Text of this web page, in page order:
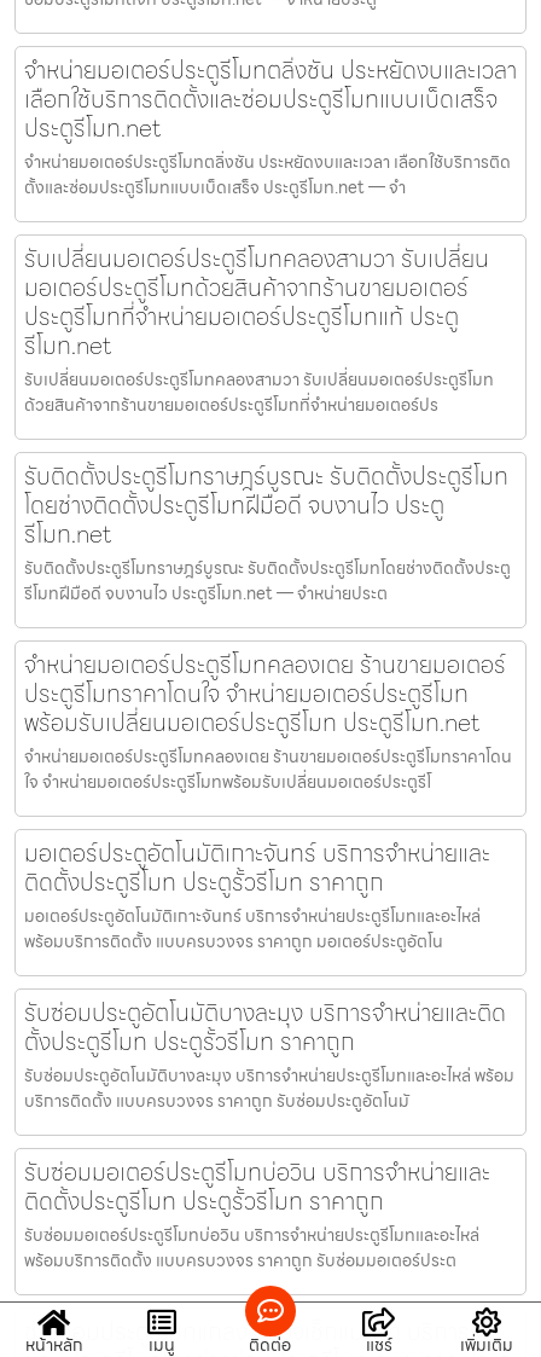
จำหน่ายมอเตอร์ประตูรีโมทตลิ่งชัน ประหยัดงบและเวลา
เลือกใช้บริการติดตั้งและซ่อมประตูรีโมทแบบเบ็ดเสร็จ
ประตูรีโมท.net
จำหน่ายมอเตอร์ประตูรีโมทตลิ่งชัน ประหยัดงบและเวลา เลือกใช้บริการติด
ตั้งและซ่อมประตูรีโมทแบบเบ็ดเสร็จ ประตูรีโมท.net — จำ
รับเปลี่ยนมอเตอร์ประตูรีโมทคลองสามวา รับเปลี่ยน
มอเตอร์ประตูรีโมทด้วยสินค้าจากร้านขายมอเตอร์
ประตูรีโมทที่จำหน่ายมอเตอร์ประตูรีโมทแท้ ประตู
รีโมท.net
รับเปลี่ยนมอเตอร์ประตูรีโมทคลองสามวา รับเปลี่ยนมอเตอร์ประตูรีโมท
ด้วยสินค้าจากร้านขายมอเตอร์ประตูรีโมทที่จำหน่ายมอเตอร์ปร
รับติดตั้งประตูรีโมทราษฎร์บูรณะ รับติดตั้งประตูรีโมท
โดยช่างติดตั้งประตูรีโมทฝีมือดี จบงานไว ประตู
รีโมท.net
รับติดตั้งประตูรีโมทราษฎร์บูรณะ รับติดตั้งประตูรีโมทโดยช่างติดตั้งประตู
รีโมทฝีมือดี จบงานไว ประตูรีโมท.net — จำหน่ายประต
จำหน่ายมอเตอร์ประตูรีโมทคลองเตย ร้านขายมอเตอร์
ประตูรีโมทราคาโดนใจ จำหน่ายมอเตอร์ประตูรีโมท
พร้อมรับเปลี่ยนมอเตอร์ประตูรีโมท ประตูรีโมท.net
จำหน่ายมอเตอร์ประตูรีโมทคลองเตย ร้านขายมอเตอร์ประตูรีโมทราคาโดน
ใจ จำหน่ายมอเตอร์ประตูรีโมทพร้อมรับเปลี่ยนมอเตอร์ประตูรีโ
มอเตอร์ประตูอัตโนมัติเกาะจันทร์ บริการจำหน่ายและ
ติดตั้งประตูรีโมท ประตูรั้วรีโมท ราคาถูก
มอเตอร์ประตูอัตโนมัติเกาะจันทร์ บริการจำหน่ายประตูรีโมทและอะไหล่
พร้อมบริการติดตั้ง แบบครบวงจร ราคาถูก มอเตอร์ประตูอัตโน
รับซ่อมประตูอัตโนมัติบางละมุง บริการจำหน่ายและติด
ตั้งประตูรีโมท ประตูรั้วรีโมท ราคาถูก
รับซ่อมประตูอัตโนมัติบางละมุง บริการจำหน่ายประตูรีโมทและอะไหล่ พร้อม
บริการติดตั้ง แบบครบวงจร ราคาถูก รับซ่อมประตูอัตโนมั
รับซ่อมมอเตอร์ประตูรีโมทบ่อวิน บริการจำหน่ายและ
ติดตั้งประตูรีโมท ประตูรั้วรีโมท ราคาถูก
รับซ่อมมอเตอร์ประตูรีโมทบ่อวิน บริการจำหน่ายประตูรีโมทและอะไหล่
พร้อมบริการติดตั้ง แบบครบวงจร ราคาถูก รับซ่อมมอเตอร์ประต
ช่างซ่อมประตูรีโมทแกลง ตรวจเช็กแม่นยำ บริการรับ
หน้าหลัก เมนู ติดต่อ แชร์ เพิ่มเติม